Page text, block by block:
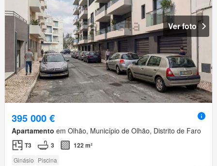
Ver foto
395 000 €
Apartamento em Olhão, Município de Olhão, Distrito de Faro
T3 3 122 m²
Ginásio Piscina